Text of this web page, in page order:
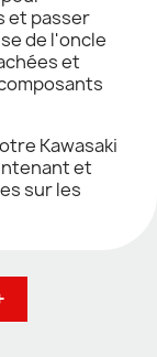
et passer
de l'oncle
et
Kawasaki
et
sur les